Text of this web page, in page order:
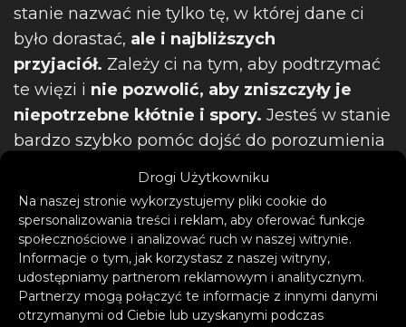
Drogi Użytkowniku
Na naszej stronie wykorzystujemy pliki cookie do
spersonalizowania treści i reklam, aby oferować funkcje
społecznościowe i analizować ruch w naszej witrynie.
Informacje o tym, jak korzystasz z naszej witryny,
udostępniamy partnerom reklamowym i analitycznym.
Partnerzy mogą połączyć te informacje z innymi danymi
otrzymanymi od Ciebie lub uzyskanymi podczas
stanie nazwać nie tylko tę, w której dane ci
było dorastać, ale i najbliższych
przyjaciół. Zależy ci na tym, aby podtrzymać
te więzi i nie pozwolić, aby zniszczyły je
niepotrzebne kłótnie i spory. Jesteś w stanie
bardzo szybko pomóc dojść do porozumienia
roli mediatora.
Panna